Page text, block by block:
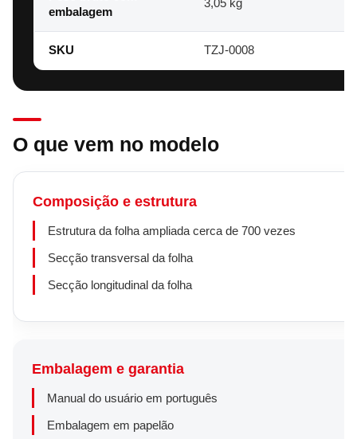
embalagem
3,05 kg
SKU TZJ-0008
O que vem no modelo
Composição e estrutura
Estrutura da folha ampliada cerca de 700 vezes
Secção transversal da folha
Secção longitudinal da folha
Embalagem e garantia
Manual do usuário em português
Embalagem em papelão